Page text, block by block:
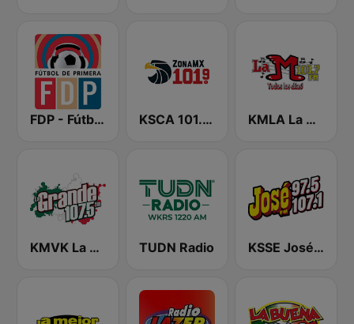
FDP - Fútbol de Primera KSCA 101.9 Los Angeles FM (US Only) KMLA La M 103.7 FM
KMVK La Grande 107.5 FM TUDN Radio KSSE José 97.5 y 107.1